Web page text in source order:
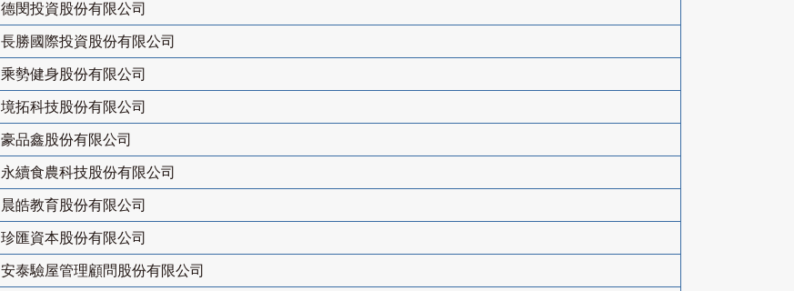
德閔投資股份有限公司
長勝國際投資股份有限公司
乘勢健身股份有限公司
境拓科技股份有限公司
豪品鑫股份有限公司
永續食農科技股份有限公司
晨皓教育股份有限公司
珍匯資本股份有限公司
安泰驗屋管理顧問股份有限公司